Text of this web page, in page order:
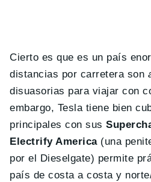
Cierto es que es un país
distancias por carretera son
disuasorias para viajar con
embargo, Tesla tiene bien
principales con sus
Electrify America(una
por el Dieselgate) permite
país de costa a costa y